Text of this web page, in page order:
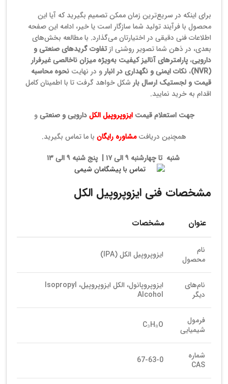
برای اینکه در سریع‌ترین زمان ممکن تصمیم بگیرید که آیا این
محصول با فرآیند تولید شما سازگار است یا خیر، ادامه این صفحه
اطلاعات فنی دقیقی در اختیارتان می‌گذارد. با مطالعه بخش‌های
بعدی، در ذهن شما تصویر روشنی ازتفاوت گریدهای صنعتی و
دارویی، پارامترهای آنالیز کیفیت به‌ویژه میزان ناخالصی غیرفرار
(NVR)
، نکات ایمنی و نگهداری در انبار و در نهایت نحوه محاسبه
قیمت و لجستیک ارسال بار شکل خواهد گرفت تا با اطمینان کامل
اقدام به خرید نمایید.
جهت استعلامقیمتایزوپروپیل الکلدارویی و صنعتیو
همچنین دریافتمشاوره رایگان با ما تماس بگیرید.
شنبه تا چهارشنبه ۹ الی ۱۷ | پنج شنبه ۹ الی ۱۳
مشخصات فنی ایزوپروپیل الکل
عنوان مشخصات
نام
محصول
ایزوپروپیل الکل (IPA)
نام‌های
دیگر
ایزوپروپانول، الکل ایزوپروپیل، Isopropyl
Alcohol
فرمول
شیمیایی
C₃H₈O
شماره
CAS
67-63-0